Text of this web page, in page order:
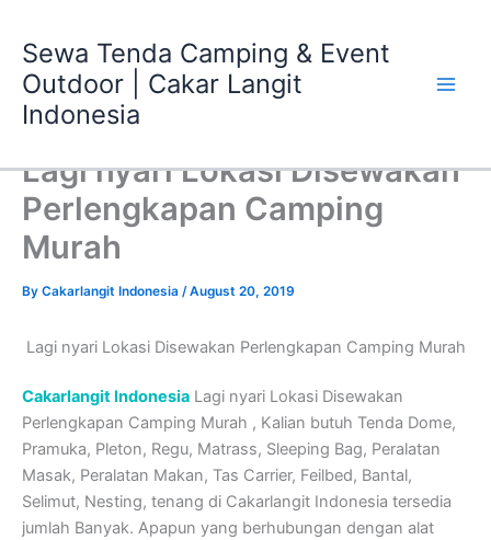
content
Sewa Tenda Camping & Event
Outdoor | Cakar Langit
Indonesia
Lagi nyari Lokasi Disewakan
Perlengkapan Camping
Murah
By Cakarlangit Indonesia /August 20, 2019
Lagi nyari Lokasi Disewakan Perlengkapan Camping Murah
Cakarlangit Indonesia Lagi nyari Lokasi Disewakan
Perlengkapan Camping Murah , Kalian butuh Tenda Dome,
Pramuka, Pleton, Regu, Matrass, Sleeping Bag, Peralatan
Masak, Peralatan Makan, Tas Carrier, Feilbed, Bantal,
Selimut, Nesting, tenang di Cakarlangit Indonesia tersedia
jumlah Banyak. Apapun yang berhubungan dengan alat